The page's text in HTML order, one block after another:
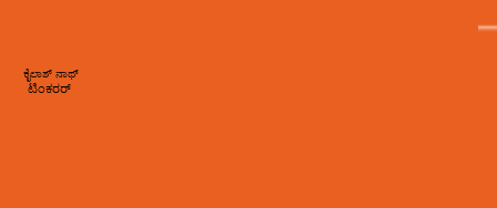
ಕೈಲಾಶ್ ನಾಥ್
ಟಿಂಕರರ್